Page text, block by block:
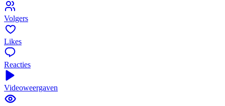
Volgers
Likes
Reacties
Videoweergaven